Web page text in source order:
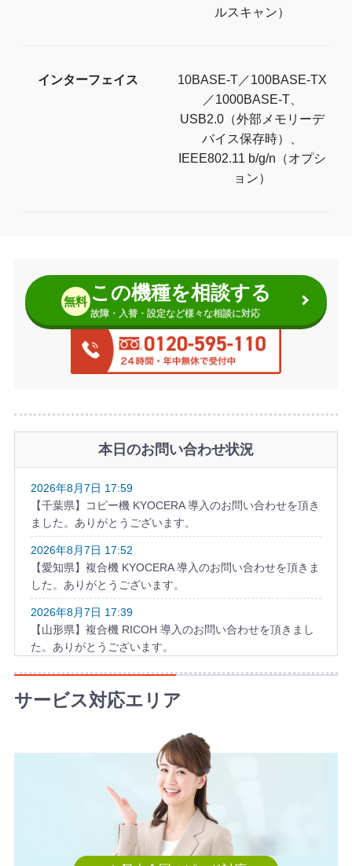
ルスキャン）
インターフェイス
10BASE-T／100BASE-TX
／1000BASE-T、
USB2.0（外部メモリーデ
バイス保存時）、
IEEE802.11 b/g/n（オプシ
ョン）
無料 この機種を相談する
故障・入替・設定など様々な相談に対応
本日のお問い合わせ状況
2026年8月7日 17:59
【千葉県】コピー機 KYOCERA 導入のお問い合わせを頂き
ました。ありがとうございます。
2026年8月7日 17:52
【愛知県】複合機 KYOCERA 導入のお問い合わせを頂きま
した。ありがとうございます。
2026年8月7日 17:39
【山形県】複合機 RICOH 導入のお問い合わせを頂きまし
た。ありがとうございます。
2026年8月7日 16:59
【愛知県】複合機 TOSHIBA 導入のお問い合わせを頂きま
した。ありがとうございます。
【埼玉県】コピー機 RICOH 導入のお問い合わせを頂きま
した。ありがとうございます。
2026年8月7日 15:59
【長野県】複合機 KONICA MINOLTA 導入のお問い合わせ
を頂きました。ありがとうございます。
2026年8月7日 15:39
サービス対応エリア